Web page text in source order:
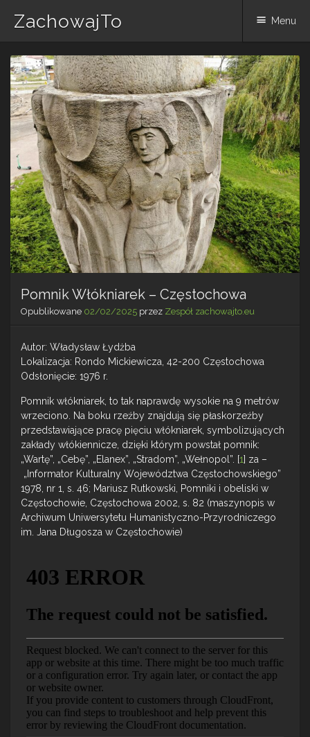
ZachowajTo Menu
Skip
to
content
Pomnik Włókniarek – Częstochowa
Opublikowane 02/02/2025 przez Zespół zachowajto.eu
Autor: Władysław Łydżba
Lokalizacja: Rondo Mickiewicza, 42-200 Częstochowa
Odsłonięcie: 1976 r.
Pomnik włókniarek, to tak naprawdę wysokie na 9 metrów
wrzeciono. Na boku rzeźby znajdują się płaskorzeźby
przedstawiające pracę pięciu włókniarek, symbolizujących
zakłady włókiennicze, dzięki którym powstał pomnik:
„Wartę”, „Cebę”, „Elanex”, „Stradom”, „Wełnopol”. [1] za –
„Informator Kulturalny Województwa Częstochowskiego”
1978, nr 1, s. 46; Mariusz Rutkowski, Pomniki i obeliski w
Częstochowie, Częstochowa 2002, s. 82 (maszynopis w
Archiwum Uniwersytetu Humanistyczno-Przyrodniczego
im. Jana Długosza w Częstochowie)